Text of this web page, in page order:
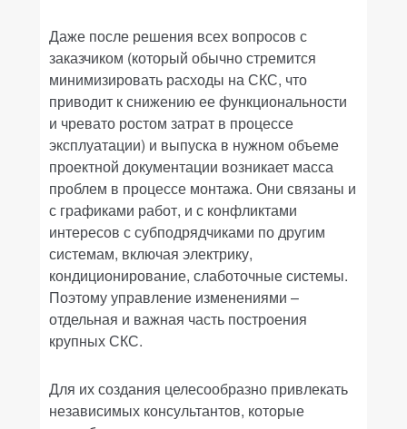
Даже после решения всех вопросов с
заказчиком (который обычно стремится
минимизировать расходы на СКС, что
приводит к снижению ее функциональности
и чревато ростом затрат в процессе
эксплуатации) и выпуска в нужном объеме
проектной документации возникает масса
проблем в процессе монтажа. Они связаны и
с графиками работ, и с конфликтами
интересов с субподрядчиками по другим
системам, включая электрику,
кондиционирование, слаботочные системы.
Поэтому управление изменениями –
отдельная и важная часть построения
крупных СКС.
Для их создания целесообразно привлекать
независимых консультантов, которые